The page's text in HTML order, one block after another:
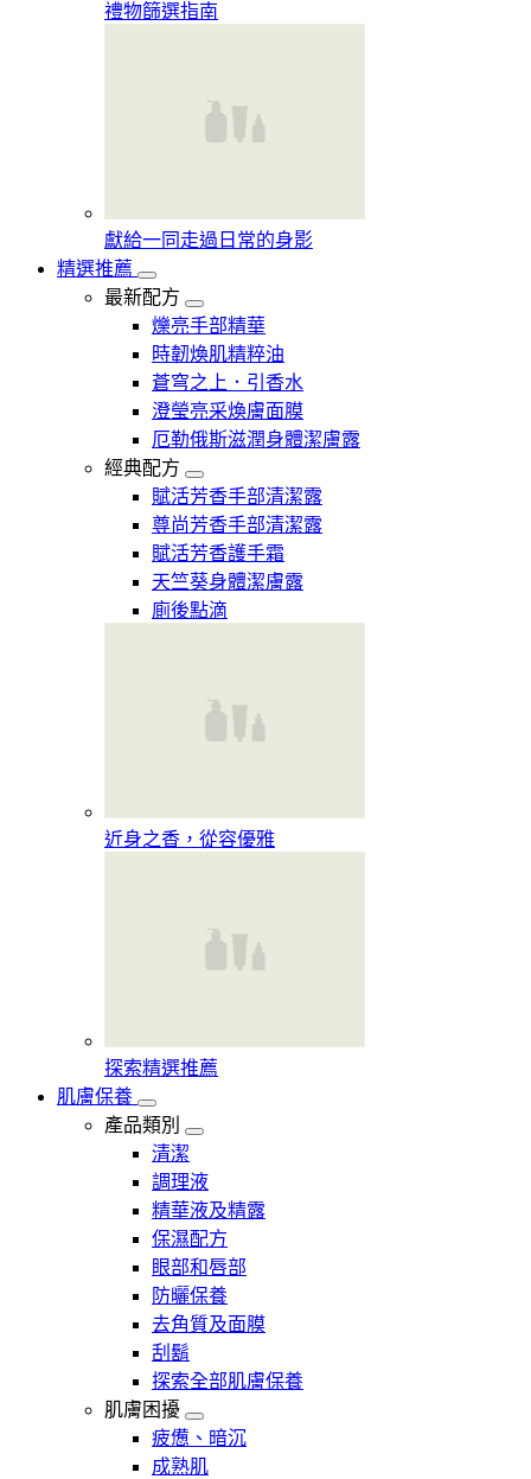
禮物篩選指南
獻給一同走過日常的身影
精選推薦
最新配方
爍亮手部精華
時韌煥肌精粹油
蒼穹之上．引香水
澄瑩亮采煥膚面膜
厄勒俄斯滋潤身體潔膚露
經典配方
賦活芳香手部清潔露
尊尚芳香手部清潔露
賦活芳香護手霜
天竺葵身體潔膚露
廁後點滴
近身之香，從容優雅
探索精選推薦
肌膚保養
產品類別
清潔
調理液
精華液及精露
保濕配方
眼部和唇部
防曬保養
去角質及面膜
刮鬍
探索全部肌膚保養
肌膚困擾
疲憊、暗沉
成熟肌